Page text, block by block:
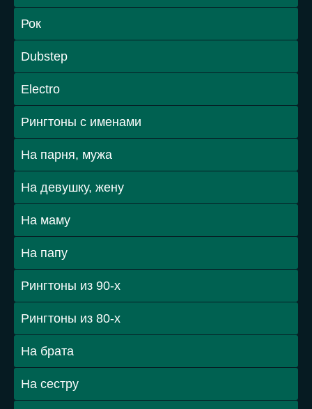
Рок
Dubstep
Electro
Рингтоны с именами
На парня, мужа
На девушку, жену
На маму
На папу
Рингтоны из 90-х
Рингтоны из 80-х
На брата
На сестру